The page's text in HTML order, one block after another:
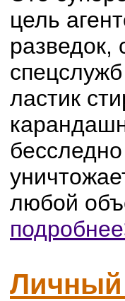
цель
разведок,
ластик
любой
Личный